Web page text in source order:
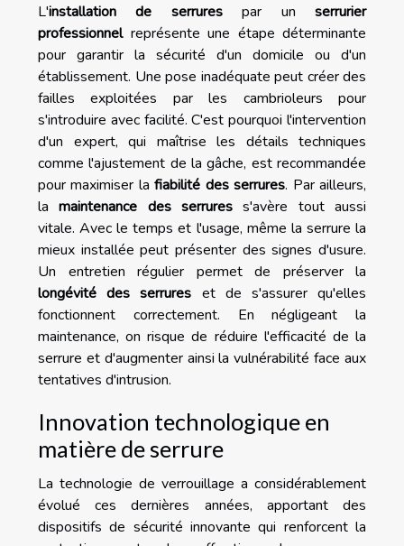
L'installation de serrurespar unserrurier
professionnelreprésente une étape déterminante
pour garantir la sécurité d'un domicile ou d'un
établissement. Une pose inadéquate peut créer des
failles exploitées par les cambrioleurs pour
s'introduire avec facilité. C'est pourquoi l'intervention
d'un expert, qui maîtrise les détails techniques
comme l'ajustement de la gâche, est recommandée
pour maximiser lafiabilité des serrures. Par ailleurs,
lamaintenance des serrures s'avère tout aussi
vitale. Avec le temps et l'usage, même la serrure la
mieux installée peut présenter des signes d'usure.
Un entretien régulier permet de préserver la
longévité des serrures et de s'assurer qu'elles
fonctionnent correctement. En négligeant la
maintenance, on risque de réduire l'efficacité de la
serrure et d'augmenter ainsi la vulnérabilité face aux
tentatives d'intrusion.
Innovation technologique en
matière de serrure
La technologie de verrouillage a considérablement
évolué ces dernières années, apportant des
dispositifs de sécurité innovante qui renforcent la